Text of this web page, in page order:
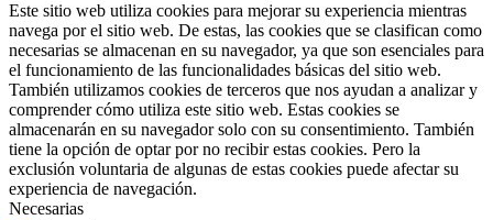
Este sitio web utiliza cookies para mejorar su experiencia mientras
navega por el sitio web. De estas, las cookies que se clasifican como
necesarias se almacenan en su navegador, ya que son esenciales para
el funcionamiento de las funcionalidades básicas del sitio web.
También utilizamos cookies de terceros que nos ayudan a analizar y
comprender cómo utiliza este sitio web. Estas cookies se
almacenarán en su navegador solo con su consentimiento. También
tiene la opción de optar por no recibir estas cookies. Pero la
exclusión voluntaria de algunas de estas cookies puede afectar su
experiencia de navegación.
Necesarias